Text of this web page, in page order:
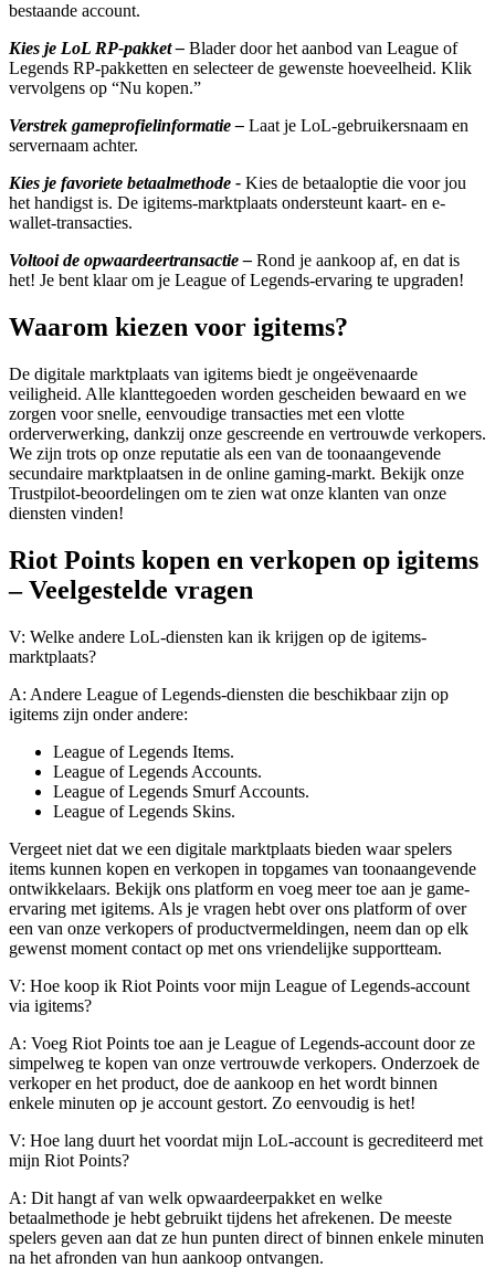
bestaande account.
Kies je LoL RP-pakket – Blader door het aanbod van League of
Legends RP-pakketten en selecteer de gewenste hoeveelheid. Klik
vervolgens op “Nu kopen.”
Verstrek gameprofielinformatie – Laat je LoL-gebruikersnaam en
servernaam achter.
Kies je favoriete betaalmethode - Kies de betaaloptie die voor jou
het handigst is. De igitems-marktplaats ondersteunt kaart- en e-
wallet-transacties.
Voltooi de opwaardeertransactie – Rond je aankoop af, en dat is
het! Je bent klaar om je League of Legends-ervaring te upgraden!
Waarom kiezen voor igitems?
De digitale marktplaats van igitems biedt je ongeëvenaarde
veiligheid. Alle klanttegoeden worden gescheiden bewaard en we
zorgen voor snelle, eenvoudige transacties met een vlotte
orderverwerking, dankzij onze gescreende en vertrouwde verkopers.
We zijn trots op onze reputatie als een van de toonaangevende
secundaire marktplaatsen in de online gaming-markt. Bekijk onze
Trustpilot-beoordelingen om te zien wat onze klanten van onze
diensten vinden!
Riot Points kopen en verkopen op igitems
– Veelgestelde vragen
V: Welke andere LoL-diensten kan ik krijgen op de igitems-
marktplaats?
A: Andere League of Legends-diensten die beschikbaar zijn op
igitems zijn onder andere:
League of Legends Items.
League of Legends Accounts.
League of Legends Smurf Accounts.
League of Legends Skins.
Vergeet niet dat we een digitale marktplaats bieden waar spelers
items kunnen kopen en verkopen in topgames van toonaangevende
ontwikkelaars. Bekijk ons platform en voeg meer toe aan je game-
ervaring met igitems. Als je vragen hebt over ons platform of over
een van onze verkopers of productvermeldingen, neem dan op elk
gewenst moment contact op met ons vriendelijke supportteam.
V: Hoe koop ik Riot Points voor mijn League of Legends-account
via igitems?
A: Voeg Riot Points toe aan je League of Legends-account door ze
simpelweg te kopen van onze vertrouwde verkopers. Onderzoek de
verkoper en het product, doe de aankoop en het wordt binnen
enkele minuten op je account gestort. Zo eenvoudig is het!
V: Hoe lang duurt het voordat mijn LoL-account is gecrediteerd met
mijn Riot Points?
A: Dit hangt af van welk opwaardeerpakket en welke
betaalmethode je hebt gebruikt tijdens het afrekenen. De meeste
spelers geven aan dat ze hun punten direct of binnen enkele minuten
na het afronden van hun aankoop ontvangen.